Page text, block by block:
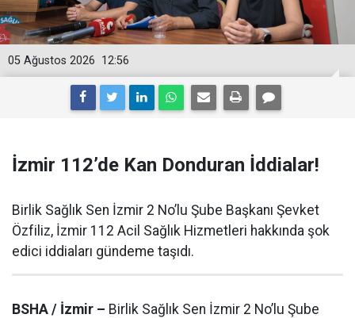
12:56
05 Ağustos 2026
İzmir 112’de Kan Donduran İddialar!
Birlik Sağlık Sen İzmir 2 No’lu Şube Başkanı Şevket
Özfiliz, İzmir 112 Acil Sağlık Hizmetleri hakkında şok
edici iddiaları gündeme taşıdı.
BSHA / İzmir – Birlik Sağlık Sen İzmir 2 No’lu Şube